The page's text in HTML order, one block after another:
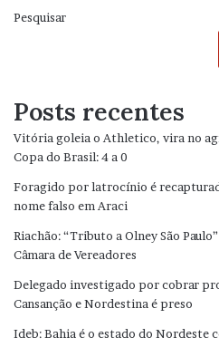
Pesquisar
Posts recentes
Vitória goleia o Athletico, vira no
Copa do Brasil: 4 a 0
Foragido por latrocínio é
nome falso em Araci
Riachão: “Tributo a Olney São
Câmara de Vereadores
Delegado investigado por cobrar
Cansanção e Nordestina é preso
Ideb: Bahia é o estado do Nordeste